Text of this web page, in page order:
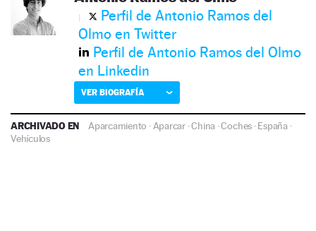
Perfil de Antonio Ramos del
Olmo en Twitter
Perfil de Antonio Ramos del Olmo
en Linkedin
VER BIOGRAFÍA
ARCHIVADO EN Aparcamiento ·Aparcar·China ·Coches ·España ·
Vehículos